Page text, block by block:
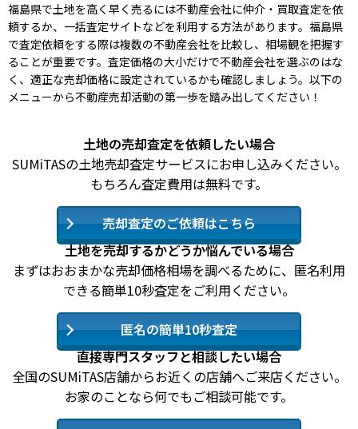
福島県で土地を高く早く売るには不動産会社に仲介・買取査定を依
頼するか、一括査定サイトなどを利用する方法があります。福島県
で査定依頼をする際は複数の不動産会社を比較し、相場観を把握す
ることが重要です。査定価格の大小だけで不動産会社を選ぶのはな
く、適正な売却価格に設定されているかも確認しましょう。以下の
メニューから不動産売却活動の第一歩を踏み出してください！
土地の売却査定を依頼したい場合
SUMiTASの土地売却査定サービスにお申し込みください。
もちろん査定費用は無料です。
売却査定のご依頼はこちら
土地を売却するかどうか悩んでいる場合
まずはおおまかな売却価格相場を調べるために、匿名利用
できる簡単10秒査定をご利用ください。
匿名の簡単10秒査定
直接専門スタッフと相談したい場合
全国のSUMiTAS店舗からお近くの店舗へご来店ください。
お家のことなら何でもご相談可能です。